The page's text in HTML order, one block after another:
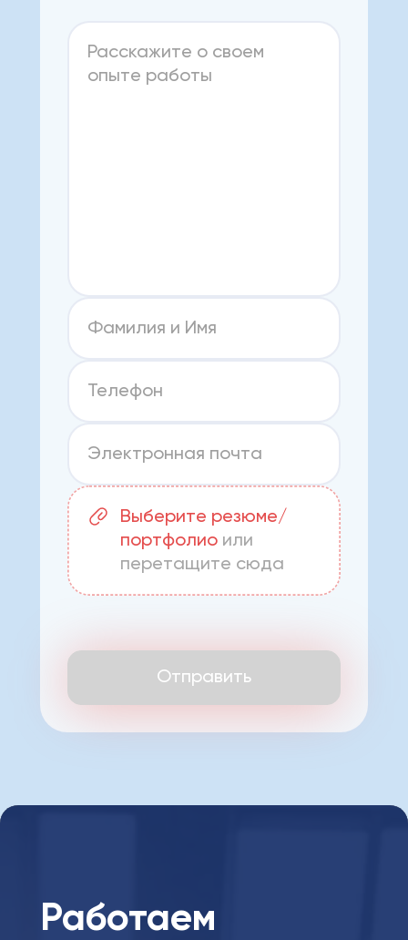
Выберите резюме/
портфолио или
перетащите сюда
Отправить
Работаем